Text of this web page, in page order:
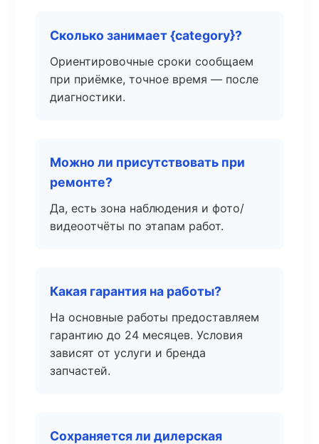
Сколько занимает {category}?
Ориентировочные сроки сообщаем
при приёмке, точное время — после
диагностики.
Можно ли присутствовать при
ремонте?
Да, есть зона наблюдения и фото/
видеоотчёты по этапам работ.
Какая гарантия на работы?
На основные работы предоставляем
гарантию до 24 месяцев. Условия
зависят от услуги и бренда
запчастей.
Сохраняется ли дилерская